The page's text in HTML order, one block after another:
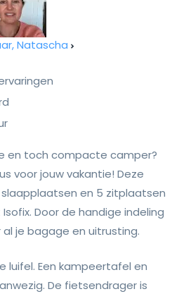
Natascha
en toch compacte camper?
voor jouw vakantie! Deze
en 5 zitplaatsen
Door de handige indeling
je bagage en uitrusting.
luifel. Een kampeertafel en
De fietsendrager is